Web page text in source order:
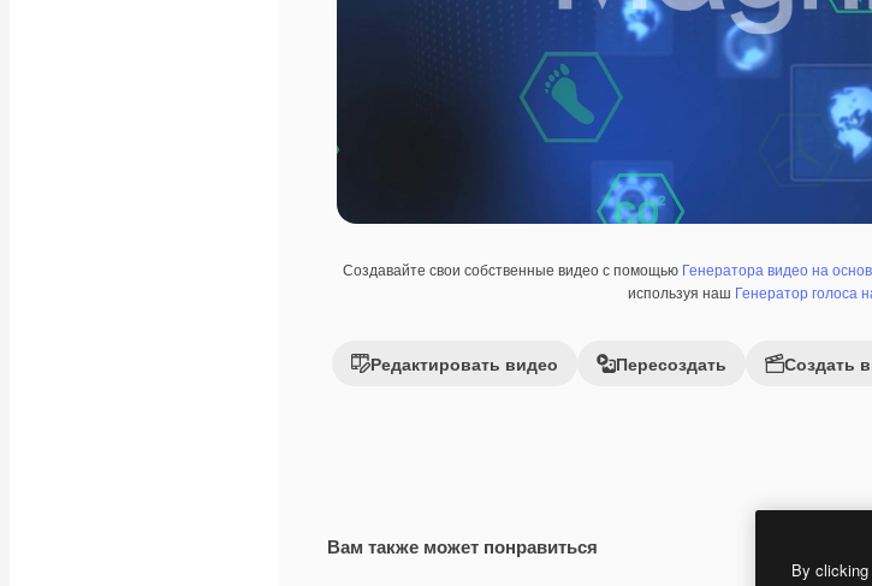
Создавайте свои собственные видео с помощью Генератора видео на
используя наш Генератор голоса
Редактировать видео Пересоздать Создать
Вам также может понравиться
By clicking